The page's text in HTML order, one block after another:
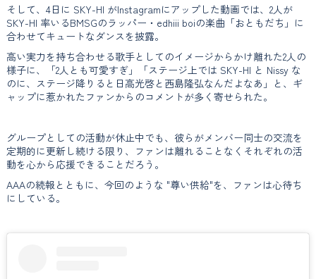
そして、4日に SKY-HI がInstagramにアップした動画では、2人が
SKY-HI 率いるBMSGのラッパー・edhiii boiの楽曲「おともだち」に
合わせてキュートなダンスを披露。
高い実力を持ち合わせる歌手としてのイメージからかけ離れた2人の
様子に、「2人とも可愛すぎ」「ステージ上では SKY-HI と Nissy な
のに、ステージ降りると日高光啓と西島隆弘なんだよなあ」と、ギ
ャップに惹かれたファンからのコメントが多く寄せられた。
グループとしての活動が休止中でも、彼らがメンバー同士の交流を
定期的に更新し続ける限り、ファンは離れることなくそれぞれの活
動を心から応援できることだろう。
AAAの続報とともに、今回のような "尊い供給"を、ファンは心待ち
にしている。